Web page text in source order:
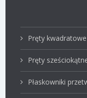
Pręty
Pręty
Płaskowniki